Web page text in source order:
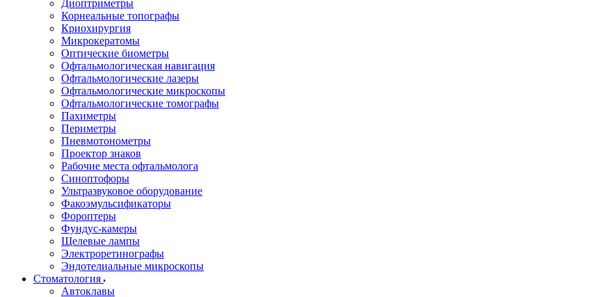
Диоптриметры
Корнеальные топографы
Криохирургия
Микрокератомы
Оптические биометры
Офтальмологическая навигация
Офтальмологические лазеры
Офтальмологические микроскопы
Офтальмологические томографы
Пахиметры
Периметры
Пневмотонометры
Проектор знаков
Рабочие места офтальмолога
Синоптофоры
Ультразвуковое оборудование
Факоэмульсификаторы
Фороптеры
Фундус-камеры
Щелевые лампы
Электроретинографы
Эндотелиальные микроскопы
Стоматология
Автоклавы